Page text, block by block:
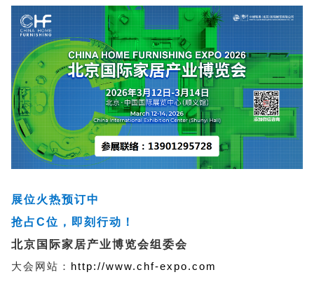
展位火热预订中
抢占C位，即刻行动！
北京国际家居产业博览会组委会
大会网站： http://www.chf-expo.com